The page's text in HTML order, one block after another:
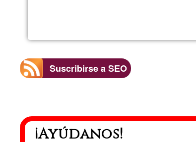
Suscribirse a SEO
¡Ayúdanos!